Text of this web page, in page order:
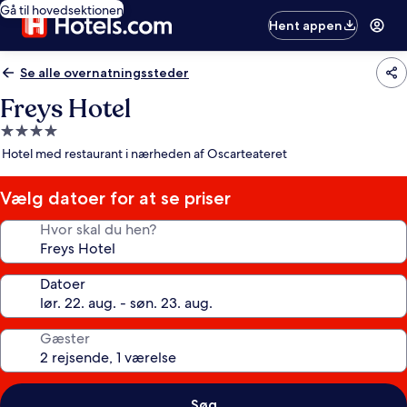
Gå til hovedsektionen
Hent appen
Se alle overnatningssteder
Freys Hotel
4.0-
stjernet
Hotel med restaurant i nærheden af Oscarteateret
Vælg datoer for at se priser
Hvor skal du hen?
Datoer
Gæster